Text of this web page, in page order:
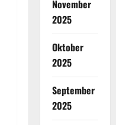
November
2025
Oktober
2025
September
2025